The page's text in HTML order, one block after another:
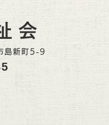
島新町5-9